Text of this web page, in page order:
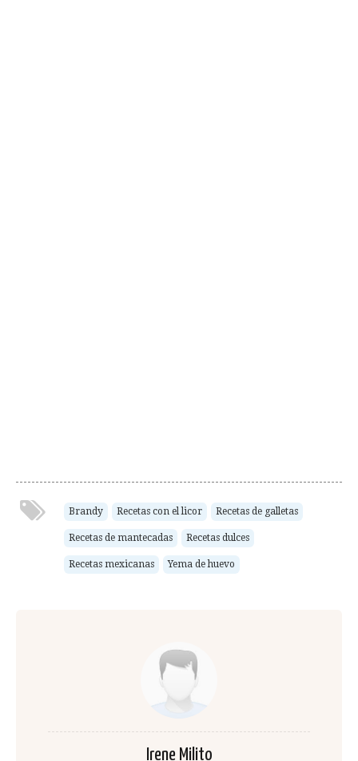
Brandy Recetas con el licor Recetas de galletas
Recetas de mantecadas Recetas dulces
Recetas mexicanas Yema de huevo
Irene Milito